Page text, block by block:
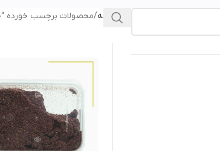
خانه محصولات برچسب خورده